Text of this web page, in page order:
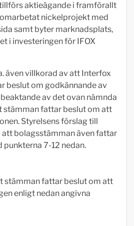
aktieägande i framförallt
nickelprojekt med
samt byter marknadsplats,
i investeringen för IFOX
även villkorad av att Interfox
beslut om godkännande av
av det ovan nämnda
stämman fattar beslut om att
Styrelsens förslag till
att bolagsstämman även fattar
punkterna 7-12 nedan.
stämman fattar beslut om att
enligt nedan angivna